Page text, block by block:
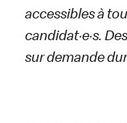
accessibles à
candidat·e·s.
sur demande